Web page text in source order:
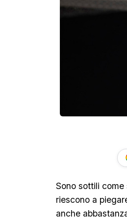
Sono sottili
riescono a
anche